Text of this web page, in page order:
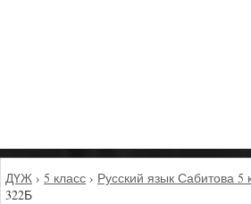
ДҮЖ › 5 класс › Русский язык Сабитова 5
322Б